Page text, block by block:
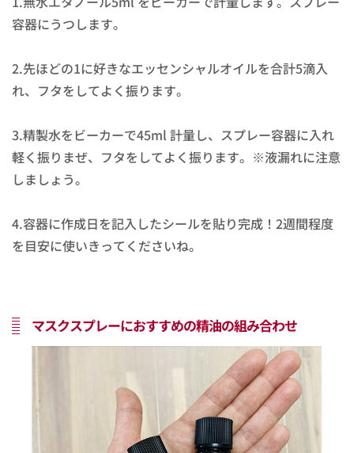
容器にうつします。
2.先ほどの1に好きなエッセンシャルオイルを合計5滴入
れ、フタをしてよく振ります。
3.精製水をビーカーで45ml 計量し、スプレー容器に入れ
軽く振りまぜ、フタをしてよく振ります。※液漏れに注意
しましょう。
4.容器に作成日を記入したシールを貼り完成！2週間程度
を目安に使いきってくださいね。
マスクスプレーにおすすめの精油の組み合わせ